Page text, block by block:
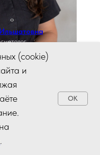
(cookie)
и
.
OK